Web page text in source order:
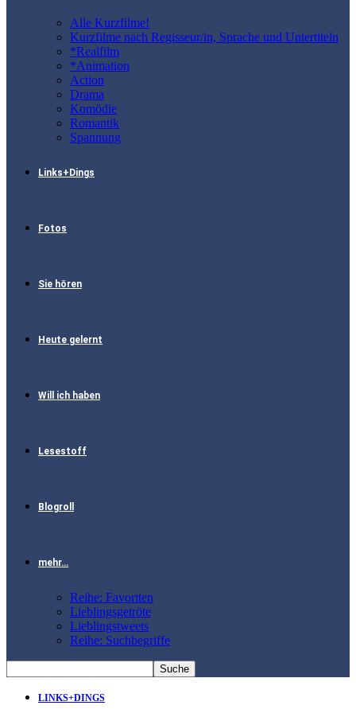
Alle Kurzfilme!
Kurzfilme nach Regisseur/in, Sprache und Untertiteln
*Realfilm
*Animation
Action
Drama
Komödie
Romantik
Spannung
Links+Dings
Fotos
Sie hören
Heute gelernt
Will ich haben
Lesestoff
Blogroll
mehr…
Reihe: Favoriten
Lieblingsgetröte
Lieblingstweets
Reihe: Suchbegriffe
LINKS+DINGS